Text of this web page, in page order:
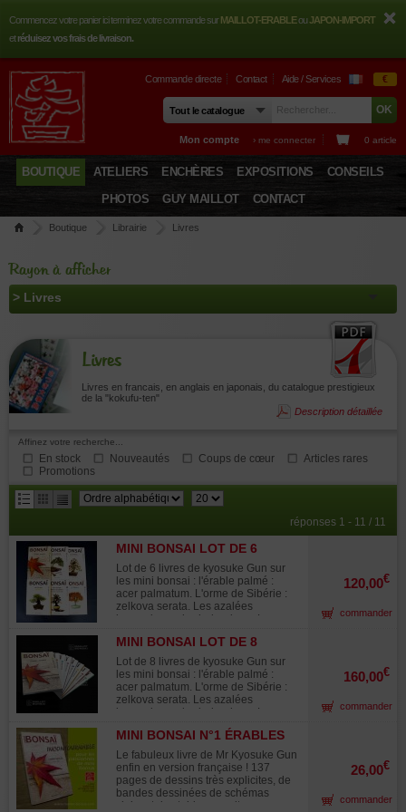
Commencez votre panier ici terminez votre commande surMAILLOT-ERABLEouJAPON-IMPORT
etréduisez vos frais de livraison.
Commande directe Contact Aide / Services €
Mon compte › me connecter 0 article
BOUTIQUE ATELIERS ENCHÈRES EXPOSITIONS
CONSEILS
PHOTOS
GUY MAILLOT CONTACT
Boutique Librairie Livres
Rayon à afficher
Livres
Livres en francais, en anglais en japonais, du catalogue prestigieux
de la "kokufu-ten"
Description détaillée
Affinez votre recherche...
En stock Nouveautés Coups de cœur
Articles rares
Promotions
page
réponses 1 - 11 / 11
MINI BONSAI LOT DE 6
LIVRES.
Lot de 6 livres de kyosuke Gun sur
les mini bonsai : l'érable palmé :
acer palmatum. L'orme de Sibérie :
zelkova serata. Les azalées
japonaises : rhododendron . Le
pommier et le houx : malus et ilex Le
pin noir : pinus thunbergii. Version
française ! Chaque ouvrage contient
138 pages de dessins très explicites,
de bandes dessinées de schémas
clairs et de tableaux culturaux. Ils
l'évolution de vos bonsaïs au fil des
multiplication et de mise en forme
dans différents styles pour former au
mieux vos mini bonsaïs. Un ouvrage
japonais traduit et corrigé par un
120,00€
commander
MINI BONSAI LOT DE 8
LIVRES.
Lot de 8 livres de kyosuke Gun sur
les mini bonsai : l'érable palmé :
acer palmatum. L'orme de Sibérie :
zelkova serata. Les azalées
japonaises : rhododendron . Le
genévrier : juniperus chinensis. Le
pommier et le houx : malus et ilex Le
pin noir : pinus thunbergii. L'érable
de burger :acer buergerianum Le
genévrier rigide : juniperus rigida
Version française ! Chaque ouvrage
contient 138 pages de dessins très
160,00€
commander
MINI BONSAI N°1 ÉRABLES
PALMÉS K GUN
Le fabuleux livre de Mr Kyosuke Gun
enfin en version française ! 137
pages de dessins très explicites, de
bandes dessinées de schémas
clairs et des tableaux culturaux vous
26,00€
commander